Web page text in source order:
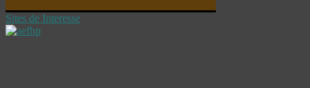
Sites de Interesse